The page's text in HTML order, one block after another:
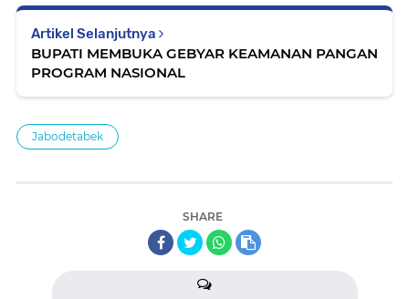
Artikel Selanjutnya
BUPATI MEMBUKA GEBYAR KEAMANAN PANGAN
PROGRAM NASIONAL
Jabodetabek
SHARE